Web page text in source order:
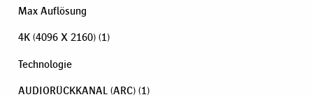
Max Auflösung
4K (4096 X 2160) (1)
Technologie
AUDIORÜCKKANAL (ARC) (1)